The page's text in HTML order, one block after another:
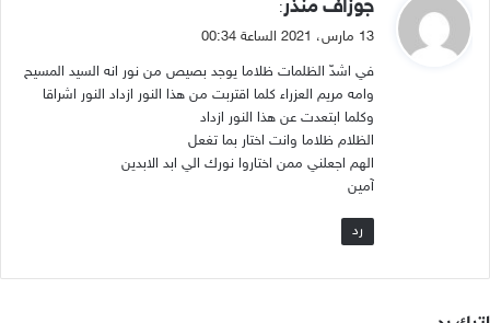
ق
ل
جوزاف منذر:
13 مارس، 2021 الساعة 00:34
في اشدّ الظلمات ظلاما يوجد بصيص من نور انه السيد المسيح
وامه مريم العزراء كلما اقتربت من هذا النور ازداد النور اشراقا
وكلما ابتعدت عن هذا النور ازداد
الظلام ظلاما وانت اختار بما تغعل
الهم اجعلني ممن اختاروا نورك الي ابد الابدين
آمين
رد